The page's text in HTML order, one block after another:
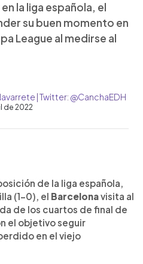
la liga española, el
su buen momento en
League al medirse al
| Twitter: @CanchaEDH
de 2022
de la liga española,
(1-0), el Barcelonavisita al
de los cuartos de final de
el objetivo seguir
en el viejo